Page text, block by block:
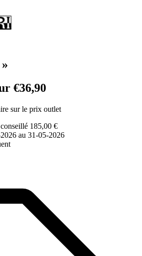
€36,90
sur le prix outlet
185,00 €
au 31-05-2026